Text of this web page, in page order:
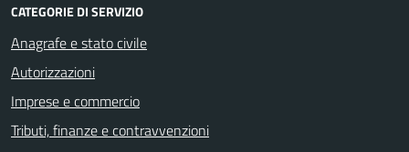
CATEGORIE DI SERVIZIO
Anagrafe e stato civile
Autorizzazioni
Imprese e commercio
Tributi, finanze e contravvenzioni